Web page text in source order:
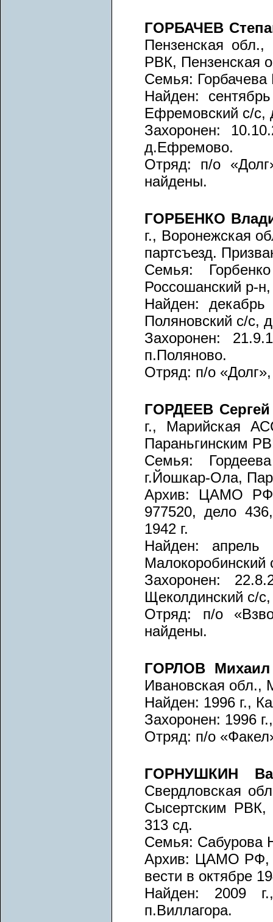
ГОРБАЧЕВ
Пензенская
РВК, Пензенская
Семья:
Найден:
Ефремовский с/с,
Захоронен:
д.Ефремово.
Отряд: п/о
найдены.
ГОРБЕНКО
г., Воронежская
партсъезд.
Семья:
Россошанский р-
Найден:
Поляновский с/с,
Захоронен:
п.Поляново.
Отряд: п/о
ГОРДЕЕВ
г., Марийская
Параньгинским
Семья:
г.Йошкар-Ола,
Архив: ЦАМО РФ,
977520, дело
1942 г.
Найден: апрель
Малокоробинский
Захоронен:
Щеколдинский с/
Отряд: п/о
найдены.
ГОРЛОВ Михаил
Ивановская обл.,
Найден: 1996 г.,
Захоронен: 1996
Отряд: п/о
ГОРНУШКИН
Свердловская
Сысертским РВК,
313 сд.
Семья: Сабурова
Архив: ЦАМО РФ,
вести в октябре
Найден: 2009
п.Виллагора.